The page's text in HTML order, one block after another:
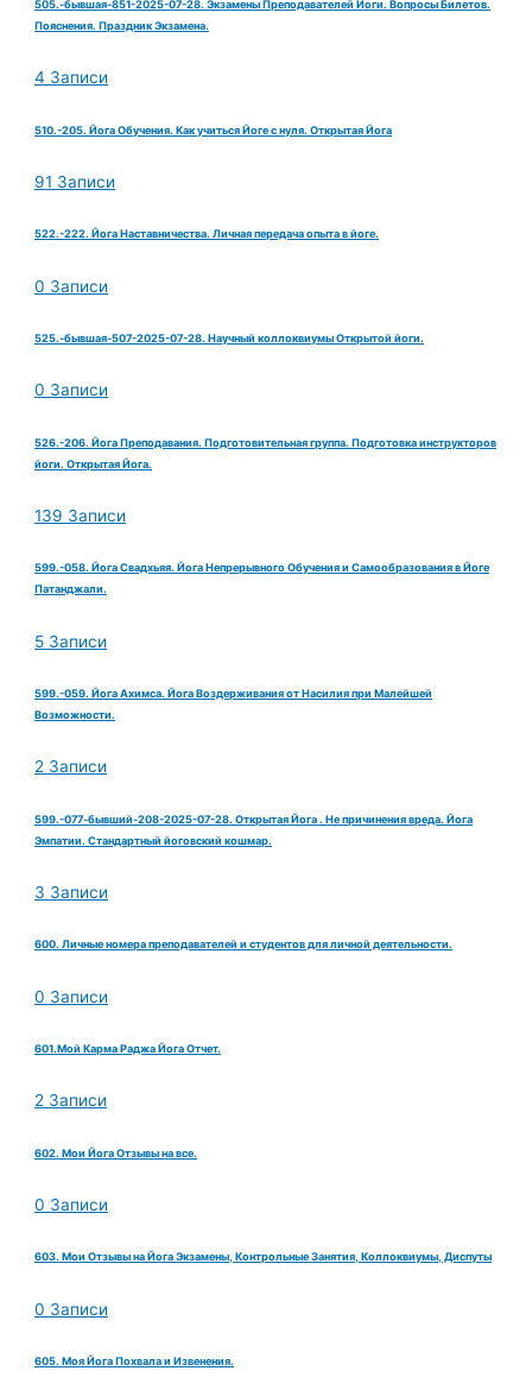
505.-бывшая-851-2025-07-28. Экзамены Преподавателей Йоги. Вопросы Билетов.
Пояснения. Праздник Экзамена.
4 Записи
510.-205. Йога Обучения. Как учиться Йоге с нуля. Открытая Йога
91 Записи
522.-222. Йога Наставничества. Личная передача опыта в йоге.
0 Записи
525.-бывшая-507-2025-07-28. Научный коллоквиумы Открытой йоги.
0 Записи
526.-206. Йога Преподавания. Подготовительная группа. Подготовка инструкторов
йоги. Открытая Йога.
139 Записи
599.-058. Йога Свадхьяя. Йога Непрерывного Обучения и Самообразования в Йоге
Патанджали.
5 Записи
599.-059. Йога Ахимса. Йога Воздерживания от Насилия при Малейшей
Возможности.
2 Записи
599.-077-бывший-208-2025-07-28. Открытая Йога . Не причинения вреда. Йога
Эмпатии. Стандартный йоговский кошмар.
3 Записи
600. Личные номера преподавателей и студентов для личной деятельности.
0 Записи
601.Мой Карма Раджа Йога Отчет.
2 Записи
602. Мои Йога Отзывы на все.
0 Записи
603. Мои Отзывы на Йога Экзамены, Контрольные Занятия, Коллоквиумы, Диспуты
0 Записи
605. Моя Йога Похвала и Извенения.